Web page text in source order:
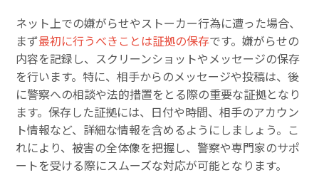
ネット上での嫌がらせやストーカー行為に遭った場合、
まず最初に行うべきことは証拠の保存です。嫌がらせの
内容を記録し、スクリーンショットやメッセージの保存
を行います。特に、相手からのメッセージや投稿は、後
に警察への相談や法的措置をとる際の重要な証拠となり
ます。保存した証拠には、日付や時間、相手のアカウン
ト情報など、詳細な情報を含めるようにしましょう。こ
れにより、被害の全体像を把握し、警察や専門家のサポ
ートを受ける際にスムーズな対応が可能となります。